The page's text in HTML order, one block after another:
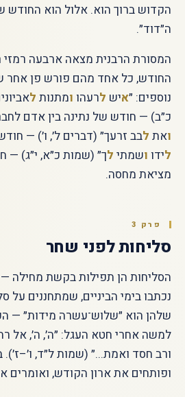
הקדוש ברוך הוא. אלול הוא החודש
ה״דוד״.
המסורת הרבנית מצאה ארבעה
החודש, כל אחד מהם פורש פן אחר
נוספים: ״איש לרעהו ומתנות ל
כ״ב) — חודש של נתינה בין אדם
ואת לבב זרעך״ (דברים ל׳, ו׳) —
לידו ושמתי לך״ (שמות כ״א, י״ג)
מציאת מחסה.
פרק 3
סליחות לפני שחר
הסליחות הן תפילות בקשת מחילה —
נכתבו בימי הביניים, שמתחננים על
שלהן הוא ״שלוש־עשרה מידות״ —
למשה אחרי חטא העגל: ״ה׳, ה׳, אל
ורב חסד ואמת...״ (שמות ל״ד, ו׳–ז׳).
ופותחים את ארון הקודש,